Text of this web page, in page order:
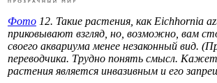
Фото 12. Такие растения, как Eichhornia
приковывают взгляд, но, возможно, вам
своего аквариума менее незаконный вид.
переводчика. Трудно понять смысл.
растения является инвазивным и его